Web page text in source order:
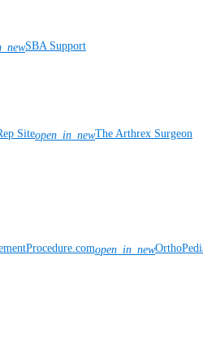
SBA Support
Siteopen_in_newThe Arthrex Surgeon
open_in_new